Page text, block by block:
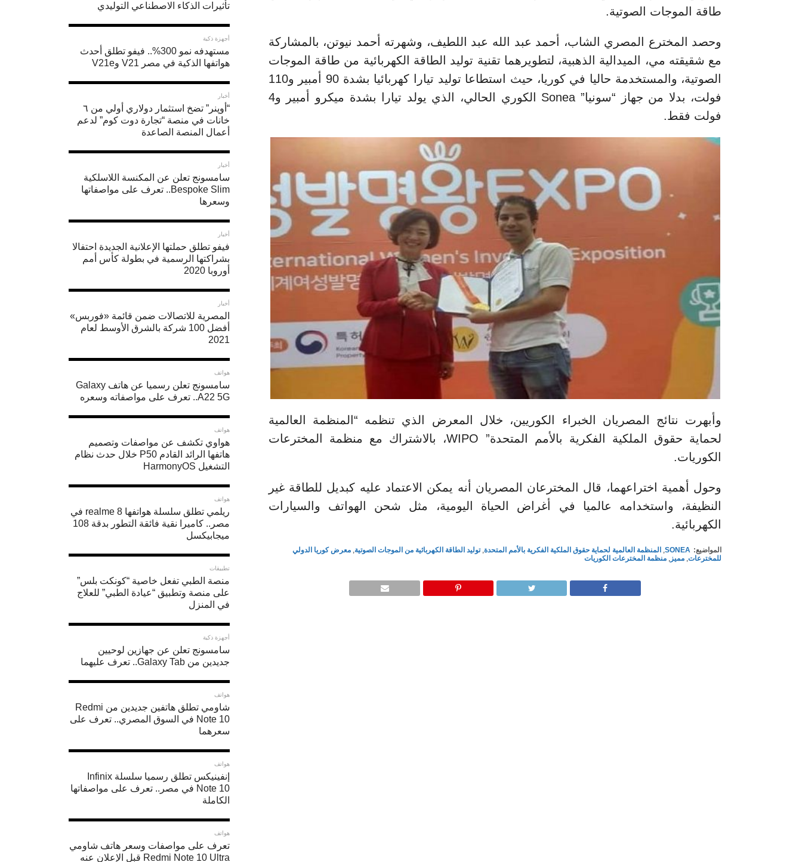
طاقة الموجات الصوتية.
وحصد المخترع المصري الشاب، أحمد عبد الله عبد اللطيف، وشهرته أحمد نيوتن، بالمشاركة
مع شقيقته مي، الميدالية الذهبية، لتطويرهما تقنية توليد الطاقة الكهربائية من طاقة الموجات
الصوتية، والمستخدمة حاليا في كوريا، حيث استطاعا توليد تيارا كهربائيا بشدة 90 أمبير و110
فولت، بدلا من جهاز “سونيا” Sonea الكوري الحالي، الذي يولد تيارا بشدة ميكرو أمبير و4
فولت فقط.
وأبهرت نتائج المصريان الخبراء الكوريين، خلال المعرض الذي تنظمه “المنظمة العالمية
لحماية حقوق الملكية الفكرية بالأمم المتحدة” WIPO، بالاشتراك مع منظمة المخترعات
الكوريات.
وحول أهمية اختراعهما، قال المخترعان المصريان أنه يمكن الاعتماد عليه كبديل للطاقة غير
النظيفة، واستخدامه عالميا في أغراض الحياة اليومية، مثل شحن الهواتف والسيارات
الكهربائية.
المواضيع: SONEA
, المنظمة العالمية لحماية حقوق الملكية الفكرية بالأمم المتحدة,توليد الطاقة الكهربائية من الموجات الصوتية, معرض كوريا الدولي
للمخترعات, مميز , منظمة المخترعات الكوريات
تأثيرات الذكاء الاصطناعي التوليدي
أجهزة ذكية
مستهدفه نمو 300%.. فيفو تطلق أحدث
هواتفها الذكية في مصر V21 وV21e
أخبار
“أوپنر” تضخ استثمار دولاري أولي من ٦
خانات في منصة “تجارة دوت كوم” لدعم
أعمال المنصة الصاعدة
أخبار
سامسونج تعلن عن المكنسة اللاسلكية
Bespoke Slim.. تعرف على مواصفاتها
وسعرها
أخبار
فيفو تطلق حملتها الإعلانية الجديدة احتفالا
بشراكتها الرسمية في بطولة كأس أمم
أوروبا 2020
أخبار
المصرية للاتصالات ضمن قائمة «فوربس»
أفضل 100 شركة بالشرق الأوسط لعام
2021
هواتف
سامسونج تعلن رسميا عن هاتف Galaxy
A22 5G.. تعرف على مواصفاته وسعره
هواتف
هواوي تكشف عن مواصفات وتصميم
هاتفها الرائد القادم P50 خلال حدث نظام
التشغيل HarmonyOS
هواتف
ريلمي تطلق سلسلة هواتفها realme 8 في
مصر.. كاميرا نقية فائقة التطور بدقة 108
ميجابيكسل
تطبيقات
منصة الطبي تفعل خاصية “كونكت بلس”
على منصة وتطبيق “عيادة الطبي” للعلاج
في المنزل
أجهزة ذكية
سامسونج تعلن عن جهازين لوحيين
جديدين من Galaxy Tab.. تعرف عليهما
هواتف
شاومي تطلق هاتفين جديدين من Redmi
Note 10 في السوق المصري.. تعرف على
سعرهما
هواتف
إنفينيكس تطلق رسميا سلسلة Infinix
Note 10 في مصر.. تعرف على مواصفاتها
الكاملة
هواتف
تعرف على مواصفات وسعر هاتف شاومي
Redmi Note 10 Ultra قبل الإعلان عنه